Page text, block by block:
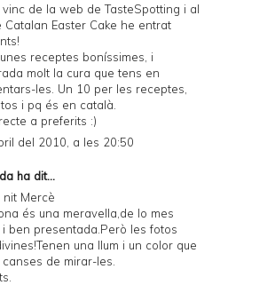
vinc de la web de TasteSpotting i al
Catalan Easter Cake he entrat
receptes boníssimes, i
molt la cura que tens en
les. Un 10 per les receptes,
i pq és en català.
a preferits :)
del 2010, a les 20:50
ha dit...
nit Mercè
és una meravella,de lo mes
i ben presentada.Però les fotos
una llum i un color que
de mirar-les.